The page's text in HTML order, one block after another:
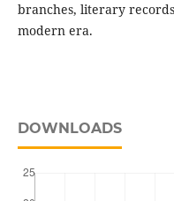
branches, literary
modern era.
DOWNLOADS